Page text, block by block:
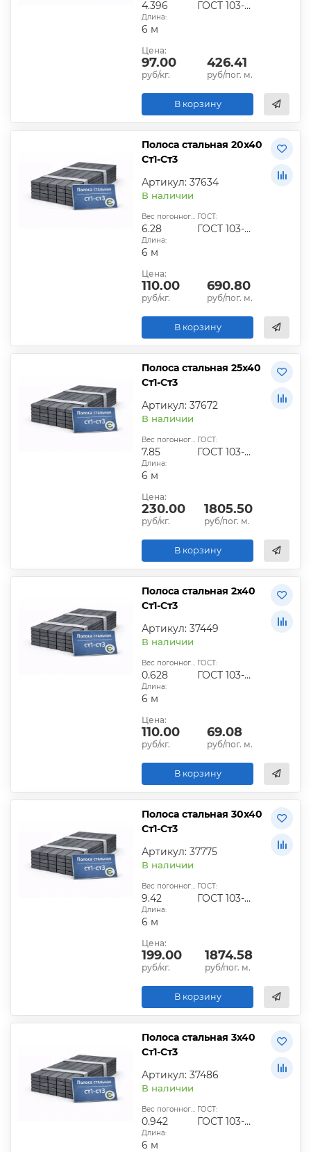
4.396 ГОСТ 103-2006
Длина:
6 м
Цена:
97.00
руб/кг.
426.41
руб/пог. м.
В корзину
Полоса стальная 20х40
Ст1-Ст3
Артикул: 37634
В наличии
Вес погонного метра, кг:
6.28
ГОСТ:
ГОСТ 103-2006
Длина:
6 м
Цена:
110.00
руб/кг.
690.80
руб/пог. м.
В корзину
Полоса стальная 25х40
Ст1-Ст3
Артикул: 37672
В наличии
Вес погонного метра, кг:
7.85
ГОСТ:
ГОСТ 103-2006
Длина:
6 м
Цена:
230.00
руб/кг.
1805.50
руб/пог. м.
В корзину
Полоса стальная 2х40
Ст1-Ст3
Артикул: 37449
В наличии
Вес погонного метра, кг:
0.628
ГОСТ:
ГОСТ 103-2006
Длина:
6 м
Цена:
110.00
руб/кг.
69.08
руб/пог. м.
В корзину
Полоса стальная 30х40
Ст1-Ст3
Артикул: 37775
В наличии
Вес погонного метра, кг:
9.42
ГОСТ:
ГОСТ 103-2006
Длина:
6 м
Цена:
199.00
руб/кг.
1874.58
руб/пог. м.
В корзину
Полоса стальная 3х40
Ст1-Ст3
Артикул: 37486
В наличии
Вес погонного метра, кг:
0.942
ГОСТ:
ГОСТ 103-2006
Длина:
6 м